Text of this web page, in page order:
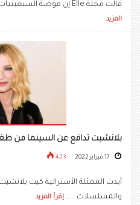
قالت مجلة Elle إن موضة السبعينيات تعود بقوة هذا الربيع .....
المزيد
بلانشيت تدافع عن السينما من
423
أبدت الممثلة الأسترالية ​كيت
والمسلسلات ..... إقرأ المزيد